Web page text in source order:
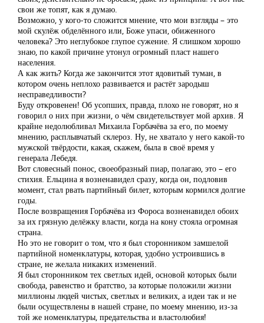
свои же топят, как я думаю.
Возможно, у кого-то сложится мнение, что мои взгляды – это
мой скулёж обделённого или, Боже упаси, обиженного
человека? Это неглубокое глупое сужение. Я слишком хорошо
знаю, по какой причине утонул огромный пласт нашего
населения.
А как жить? Когда же закончится этот ядовитый туман, в
котором очень неплохо развивается и растёт зародыш
несправедливости?
Буду откровенен! Об усопших, правда, плохо не говорят, но я
говорил о них при жизни, о чём свидетельствует мой архив. Я
крайне недолюбливал Михаила Горбачёва за его, по моему
мнению, расплывчатый склероз. Ну, не хватало у него какой-то
мужской твёрдости, какая, скажем, была в своё время у
генерала Лебедя.
Вот словесный понос, своеобразный пиар, полагаю, это – его
стихия. Ельцина я возненавидел сразу, когда он, подловив
момент, стал рвать партийный билет, которым кормился долгие
годы.
После возвращения Горбачёва из Фороса возненавидел обоих
за их грязную делёжку власти, когда на кону стояла огромная
страна.
Но это не говорит о том, что я был сторонником замшелой
партийной номенклатуры, которая, удобно устроившись в
стране, не желала никаких изменений.
Я был сторонником тех светлых идей, основой которых были
свобода, равенство и братство, за которые положили жизни
миллионы людей чистых, светлых и великих, а идеи так и не
были осуществлены в нашей стране, по моему мнению, из-за
той же номенклатуры, предательства и властолюбия!